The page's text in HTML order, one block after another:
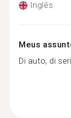
Inglês
Meus
Di auto, di